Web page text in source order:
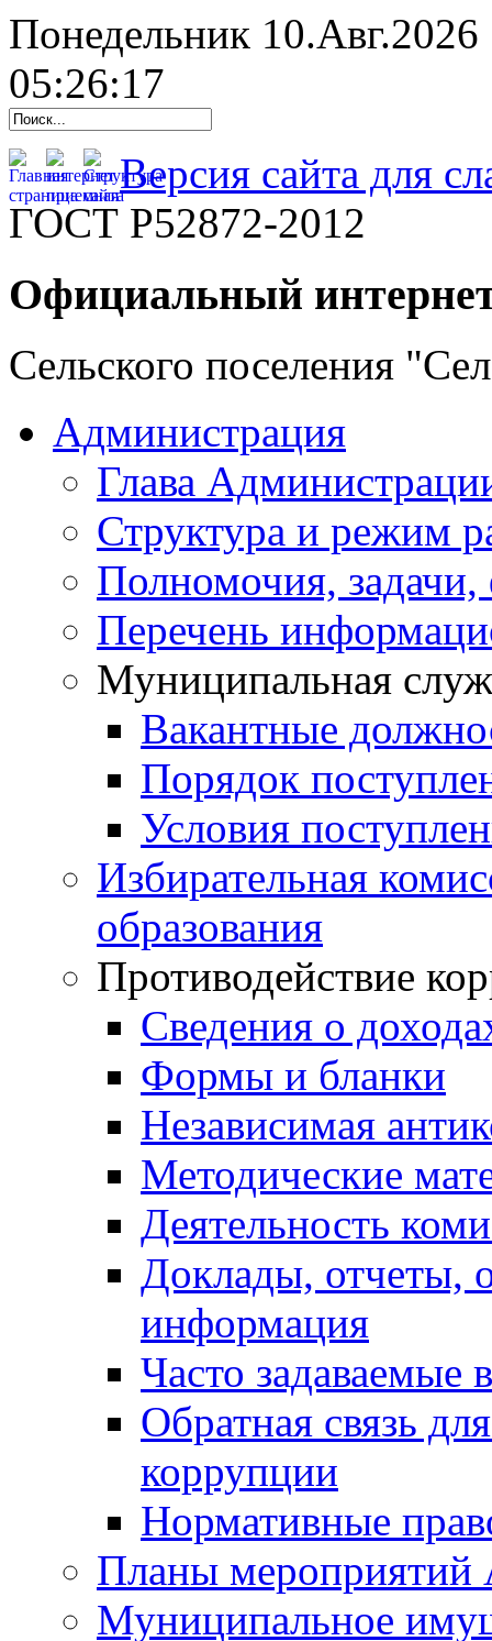
Понедельник 10.Авг.2026
05:26:18
Версия сайта для
ГОСТ Р52872-2012
Официальный
Сельского поселения
Администрация
Глава
Структура и режим
Полномочия,
Перечень
Муниципальная
Вакантные
Порядок
Условия
Избирательная
образования
Противодействие
Сведения о
Формы и бланки
Независимая
Методические
Деятельность
Доклады, отчеты,
информация
Часто задаваемые
Обратная связь
коррупции
Нормативные
Планы мероприятий
Муниципальное